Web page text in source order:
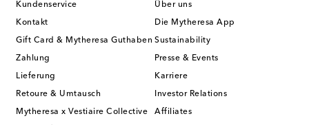
Kundenservice
Kontakt
Gift Card & Mytheresa Guthaben
Zahlung
Lieferung
Retoure & Umtausch
Mytheresa x Vestiaire Collective
Über uns
Die Mytheresa App
Sustainability
Presse & Events
Karriere
Investor Relations
Affiliates